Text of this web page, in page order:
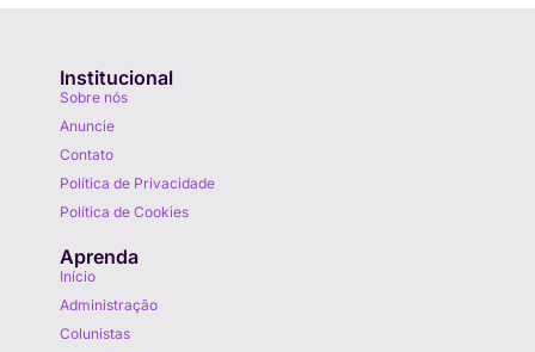
Institucional
Sobre nós
Anuncie
Contato
Política de Privacidade
Política de Cookies
Aprenda
Início
Administração
Colunistas